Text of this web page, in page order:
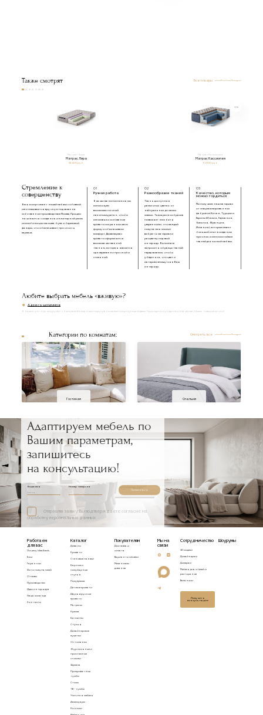
Также смотрят Все товары
Матрас Лира
Матрас Лира
38 400 руб.
Матрас Кассиопея
Матрас Кассиопея
94 100 руб.
Стремление к
совершенству
Весь ассортимент нашей мебели с обивкой
изготавливается вручную под заказ на
собственном производстве в Москве. Процесс
начинается с создания инженерной рамы
из комбинации массива бука и березовой
фанеры, что обеспечивает прочность
каркаса.
01
Ручная работа
В качестве наполнения мы
используем
высокоэластичный
пенополиуретан, чтобы
изголовье и основание
кровати сохраняли свою
форму и обеспечивали
комфорт. Далее каркас
кровати оформляется
высококачественной
тканью, которая является
одновременно прочной и
стильной.
02
Разнообразие тканей
Ткань доступна в
различных цветах: от
нейтральных до самых
смелых. Такое разнообразие
позволяет нам быть
уверенными, что каждый
покупатель сможет
выбрать материал и
расцветку под свой
интерьер. Вы можете
запросить образцы тканей
перед заказом, чтобы
убедиться, что цвет и
материал впишутся в Ваш
интерьер.
03
Качество, которым
можно гордиться
Мы получаем наш материал
от специализированных
фабрик из Китая, Турции и
Европы (Италия, Германия,
Бельгия, Франция,
Испания), которые имеют
большой опыт в создании
прочных и износостойких
тканей для мягкой мебели.
Любите выбрать мебель «вживую»?
Адреса шоурумов
В наших уютных шоурумах с большим вниманием подобраны самые популярные модели. Приходите и убедитесь в качестве наших товаров лично!
Категории по комнатам: Смотреть все
Гостиная Спальня
Адаптируем мебель по
Вашим параметрам,
запишитесь
на консультацию!
Ваше имя Номер телефона
Записаться
Отправляя заявку, Вы подтверждаете согласие на
обработку персональных данных
Работаем
для вас
Почему Idealbeds
Блог
Гарантии
Фото покупателей
Отзывы
Производство
Идеи интерьера
Наша команда
Контакты
Каталог
Диваны
Кровати
Стеновые панели
Барные и
полубарные
стулья
Полукресла
Детские кровати
Двухъярусные
кровати
Матрасы
Кресла
Банкетки
Стулья
Дизайнерские
кушетки
Оттоманки
Журнальные и
приставные
столики
Зеркала
Прикроватные
тумбы
Столы
ТВ - тумбы
Уличная мебель
Аксессуары
Консоли
Покупателям
Доставка и
оплата
Варианты обивки
Механизмы
диванов
Мы на
связи
Сотрудничество
3D модели
Дизайнерам
Дилерам
Мебель для отелей и
ресторанов
Вакансии
Получить
консультацию
Шоурумы